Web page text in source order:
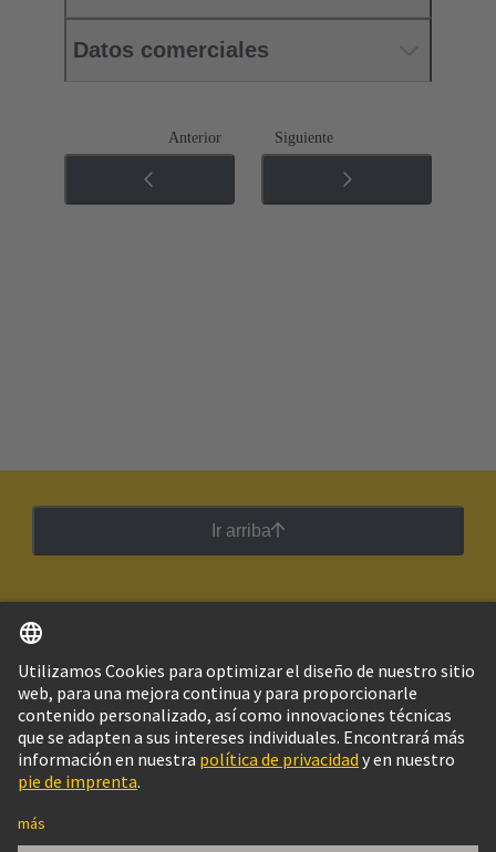
Datos comerciales
Anterior Siguiente
Ir arriba
Argentina Español
© Grupo Tecnológico HARTING
Configuración de cookies